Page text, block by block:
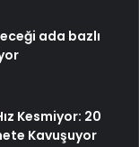
ada bazlı
Kesmiyor: 20
Kavuşuyor